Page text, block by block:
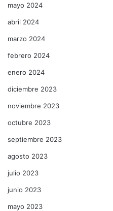
mayo 2024
abril 2024
marzo 2024
febrero 2024
enero 2024
diciembre 2023
noviembre 2023
octubre 2023
septiembre 2023
agosto 2023
julio 2023
junio 2023
mayo 2023